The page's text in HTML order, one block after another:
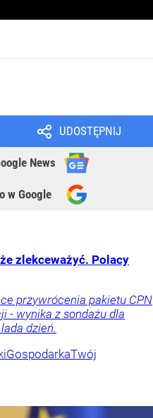
UDOSTĘPNIJ
News
w Google
zlekceważyć. Polacy
przywrócenia pakietu CPN
- wynika z sondażu dla
dzień.
GospodarkaTwój